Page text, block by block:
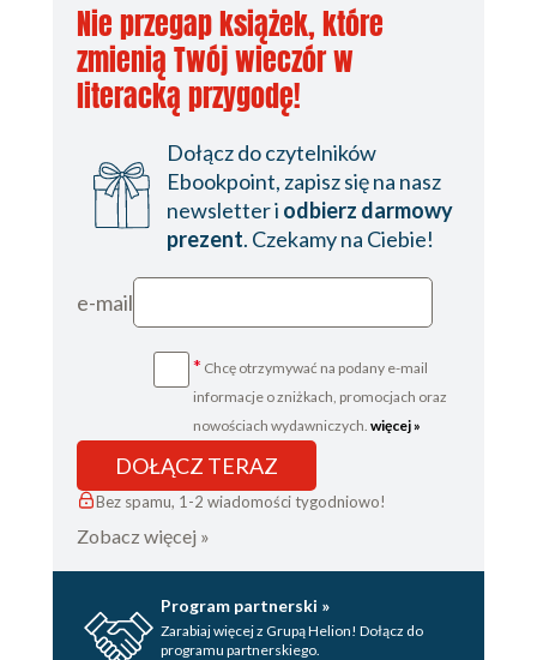
Nie przegap książek, które
zmienią Twój wieczór w
literacką przygodę!
Dołącz do czytelników
Ebookpoint, zapisz się na nasz
newsletter i odbierz darmowy
prezent. Czekamy na Ciebie!
e-mail
* Chcę otrzymywać na podany e-mail
informacje o zniżkach, promocjach oraz
nowościach wydawniczych. więcej »
DOŁĄCZ TERAZ
Bez spamu, 1-2 wiadomości tygodniowo!
Zobacz więcej »
Program partnerski »
Zarabiaj więcej z Grupą Helion! Dołącz do
programu partnerskiego.